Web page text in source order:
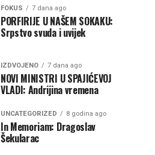
FOKUS 7 dana ago
PORFIRIJE U NAŠEM SOKAKU:
Srpstvo svuda i uvijek
IZDVOJENO 7 dana ago
NOVI MINISTRI U SPAJIĆEVOJ
VLADI: Andrijina vremena
UNCATEGORIZED 8 godina ago
In Memoriam: Dragoslav
Šekularac